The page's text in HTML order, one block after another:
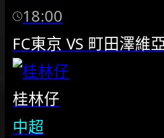
18:00
FC東京 VS 町田澤維
桂林仔
中超